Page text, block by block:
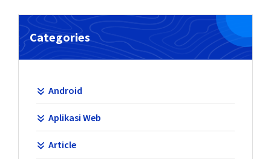
Categories
Android
Aplikasi Web
Article